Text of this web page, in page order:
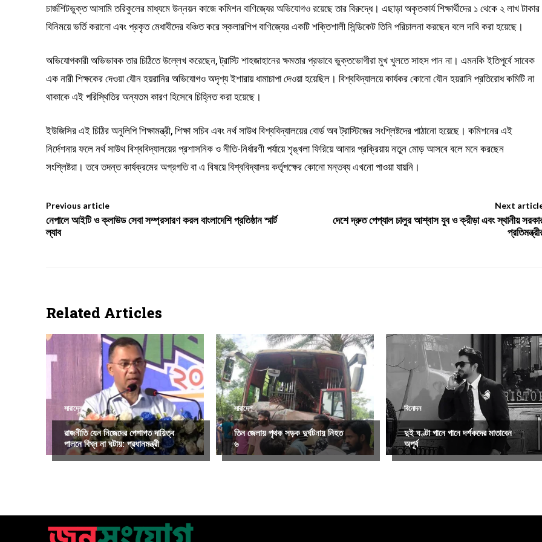
চার্জশিটভুক্ত আসামি তরিকুলের মাধ্যমে উন্নয়ন কাজে কমিশন বাণিজ্যের অভিযোগও রয়েছে তার বিরুদ্ধে। এছাড়া অকৃতকার্য শিক্ষার্থীদের ১ থেকে ২ লাখ টাকার
বিনিময়ে ভর্তি করানো এবং প্রকৃত মেধাবীদের বঞ্চিত করে স্কলারশিপ বাণিজ্যের একটি শক্তিশালী সিন্ডিকেট তিনি পরিচালনা করছেন বলে দাবি করা হয়েছে।
অভিযোগকারী অভিভাবক তার চিঠিতে উল্লেখ করেছেন, ট্রাস্টি শাহজাহানের ক্ষমতার প্রভাবে ভুক্তভোগীরা মুখ খুলতে সাহস পান না। এমনকি ইতিপূর্বে সাবেক
এক নারী শিক্ষকের দেওয়া যৌন হয়রানির অভিযোগও অদৃশ্য ইশারায় ধামাচাপা দেওয়া হয়েছিল। বিশ্ববিদ্যালয়ে কার্যকর কোনো যৌন হয়রানি প্রতিরোধ কমিটি না
থাকাকে এই পরিস্থিতির অন্যতম কারণ হিসেবে চিহ্নিত করা হয়েছে।
ইউজিসির এই চিঠির অনুলিপি শিক্ষামন্ত্রী, শিক্ষা সচিব এবং নর্থ সাউথ বিশ্ববিদ্যালয়ের বোর্ড অব ট্রাস্টিজের সংশ্লিষ্টদের পাঠানো হয়েছে। কমিশনের এই
নির্দেশনার ফলে নর্থ সাউথ বিশ্ববিদ্যালয়ের প্রশাসনিক ও নীতি-নির্ধারণী পর্যায়ে শৃঙ্খলা ফিরিয়ে আনার প্রক্রিয়ায় নতুন মোড় আসবে বলে মনে করছেন
সংশ্লিষ্টরা। তবে তদন্ত কার্যক্রমের অগ্রগতি বা এ বিষয়ে বিশ্ববিদ্যালয় কর্তৃপক্ষের কোনো মন্তব্য এখনো পাওয়া যায়নি।
Previous article
নেপালে আইটি ও ক্লাউড সেবা সম্প্রসারণ করল বাংলাদেশি প্রতিষ্ঠান স্মার্ট
ল্যাব
Next
দেশে দ্রুত পেপ্যাল চালুর আশ্বাস যুব ও ক্রীড়া এবং স্থানীয়
Related Articles
সারাদেশ
রাজনীতি যেন নিজেদের পেশাগত দায়িত্ব
পালনে বিঘ্ন না ঘটায়: প্রধানমন্ত্রী
সারাদেশ
তিন জেলায় পৃথক সড়ক দুর্ঘটনায় নিহত
৬
বিনোদন
দুই ঘণ্টা গানে গানে দর্শকদের মাতাবেন
অপূর্ব